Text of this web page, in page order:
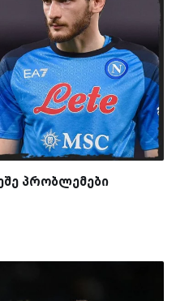
პრობლემები